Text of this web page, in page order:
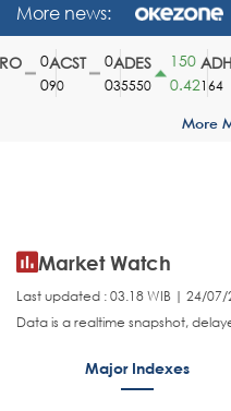
More news:
ACST
90
ADES
35550
150
0.42
ADHI
164
More
Market Watch
Last updated : 03.18 WIB | 24/07/
Data is a realtime snapshot,
Major Indexes